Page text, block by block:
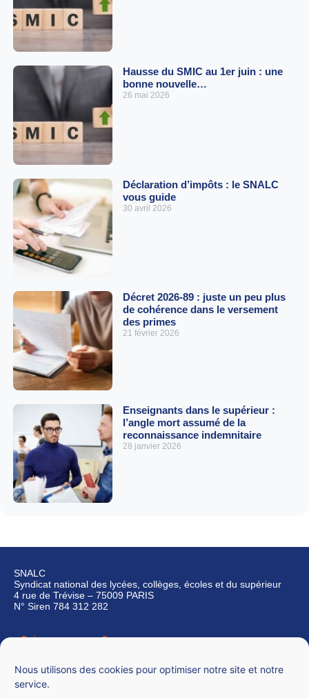
Nous utilisons des cookies pour optimiser notre site et notre
service.
Hausse du SMIC au 1er juin : une
bonne nouvelle…
26 mai 2026
Déclaration d’impôts : le SNALC
vous guide
30 avril 2026
Décret 2026-89 : juste un peu plus
de cohérence dans le versement
des primes
21 février 2026
Enseignants dans le supérieur :
l’angle mort assumé de la
reconnaissance indemnitaire
28 janvier 2026
SNALC
Syndicat national des lycées, collèges, écoles et du supérieur
4 rue de Trévise – 75009 PARIS
N° Siren 784 312 282
Qui sommes-nous ?